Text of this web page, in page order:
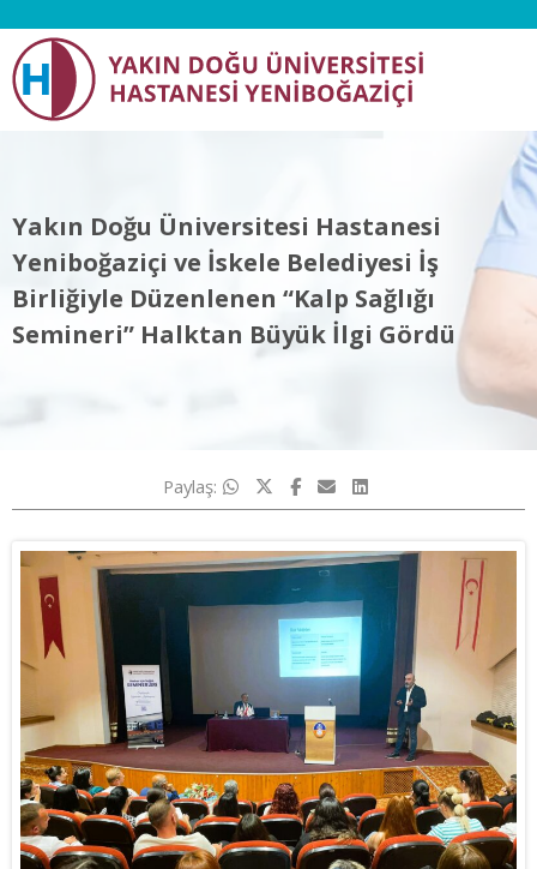
Yakın Doğu Üniversitesi Hastanesi
Yeniboğaziçi ve İskele Belediyesi İş
Birliğiyle Düzenlenen “Kalp Sağlığı
Semineri” Halktan Büyük İlgi Gördü
Paylaş: